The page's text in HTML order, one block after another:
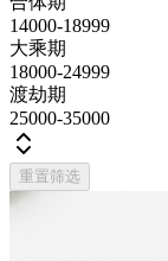
14000-18999
大乘期
18000-24999
渡劫期
25000-35000
重置筛选